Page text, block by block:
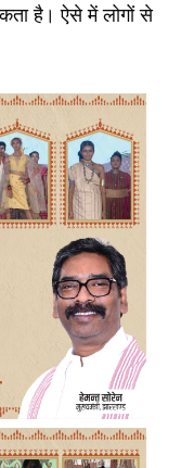
है। ऐसे में लोगों से